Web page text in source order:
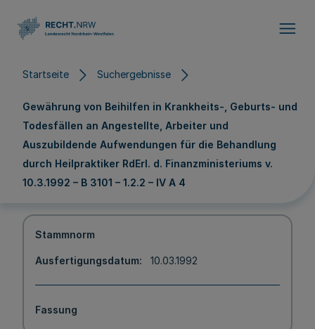
Startseite Suchergebnisse
Gewährung von Beihilfen in Krankheits-, Geburts- und
Todesfällen an Angestellte, Arbeiter und
Auszubildende Aufwendungen für die Behandlung
durch Heilpraktiker RdErl. d. Finanzministeriums v.
10.3.1992 – B 3101 – 1.2.2 – IV A 4
Stammnorm
Ausfertigungsdatum 10.03.1992
Fassung